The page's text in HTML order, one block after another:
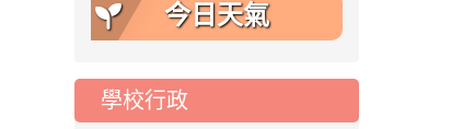
今日天氣
學校行政